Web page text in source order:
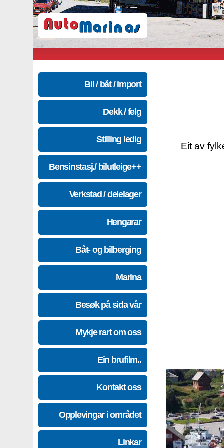
Bil / båt / import
Dekk / felg
Stilling ledig
Bensinstasj./ bilutleige++
Verkstad / delelager
Hengarar
Båt- og bilberging
Marina
Besøk på sida vår
Mykje rart om oss
Ein brufilm..
Kontakt oss
Opplevingar i området
Linkar
Eit av